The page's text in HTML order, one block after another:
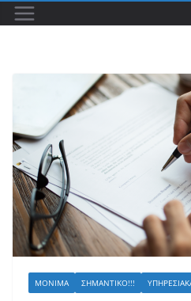
ΜΌΝΙΜΑ ΣΗΜΑΝΤΙΚΌ!!!